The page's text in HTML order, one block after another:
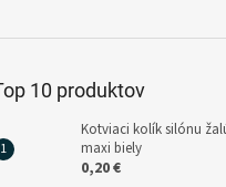
10 produktov
Kotviaci kolík silónu
maxi biely
0,20 €